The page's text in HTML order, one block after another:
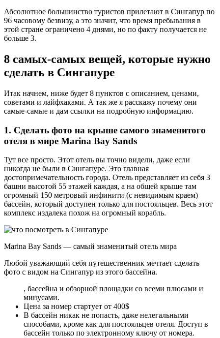
Абсолютное большинство туристов прилетают в Сингапур по
96 часовому безвизу, а это значит, что время пребывания в
этой стране ограничено 4 днями, но по факту получается не
больше 3.
8 самых-самых вещей, которые нужно
сделать в Сингапуре
Итак начнем, ниже будет 8 пунктов с описанием, ценами,
советами и лайфхаками. А так же я расскажу почему они
самые-самые и дам ссылки на подробную информацию.
1. Сделать фото на крыше самого знаменитого
отеля в мире Marina Bay Sands
Тут все просто. Этот отель вы точно видели, даже если
никогда не были в Сингапуре. Это главная
достопримечательность города. Отель представляет из себя 3
башни высотой 55 этажей каждая, а на общей крыше там
огромный 150 метровый инфинити (с невидимым краем)
бассейн, который доступен только для постояльцев. Весь этот
комплекс издалека похож на огромный корабль.
Marina Bay Sands — самый знаменитый отель мира
Любой уважающий себя путешественник мечтает сделать
фото с видом на Сингапур из этого бассейна.
, бассейна и обзорной площадки со всеми плюсами и
минусами.
Цена за номер стартует от 400$
В бассейн никак не попасть, даже нелегальными
способами, кроме как для постояльцев отеля. Доступ в
бассейн только по электронному ключу от номера.